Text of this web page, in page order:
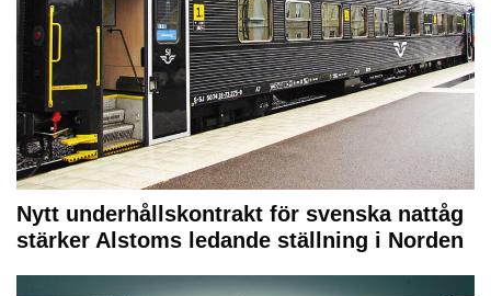
Nytt underhållskontrakt för svenska nattåg
stärker Alstoms ledande ställning i Norden